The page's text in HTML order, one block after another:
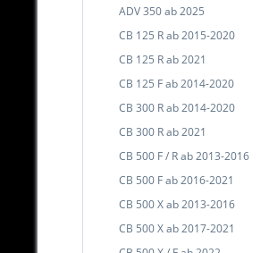
ADV 350 ab 2025
CB 125 R ab 2015-2020
CB 125 R ab 2021
CB 125 F ab 2014-2020
CB 300 R ab 2014-2020
CB 300 R ab 2021
CB 500 F / R ab 2013-2016
CB 500 F ab 2016-2021
CB 500 X ab 2013-2016
CB 500 X ab 2017-2021